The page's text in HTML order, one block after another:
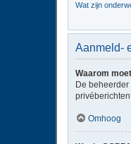
Wat zijn
Aanmeld-
Waarom
De
Omhoog